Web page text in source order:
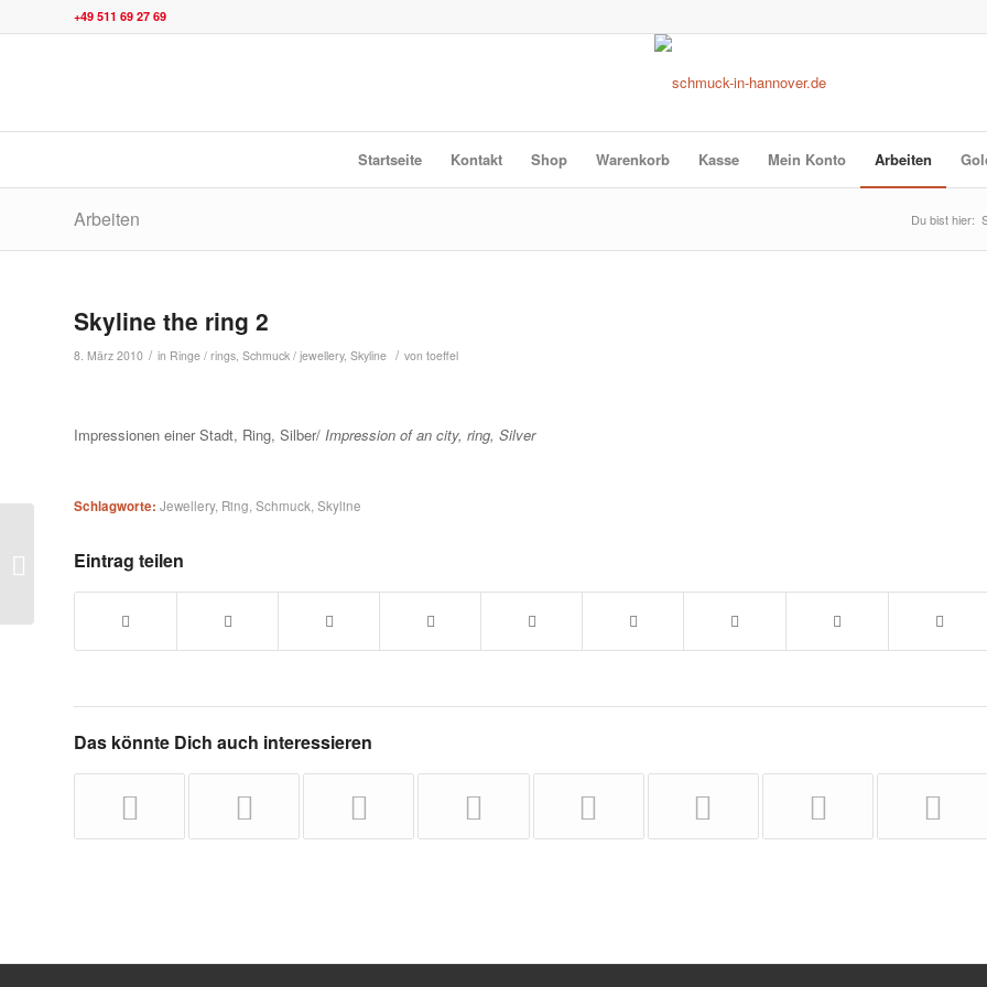
+49 511 69 27 69
Startseite Kontakt Shop Warenkorb Kasse Mein Konto Arbeiten
Arbeiten Du bist hier:
Skyline the ring 2
8. März 2010 / in Ringe / rings, Schmuck / jewellery, Skyline / von toeffel
Impressionen einer Stadt, Ring, Silber/ Impression of an city, ring, Silver
Schlagworte: Jewellery, Ring Schmuck Skyline
Eintrag teilen
Das könnte Dich auch interessieren
Skyline the ring 1